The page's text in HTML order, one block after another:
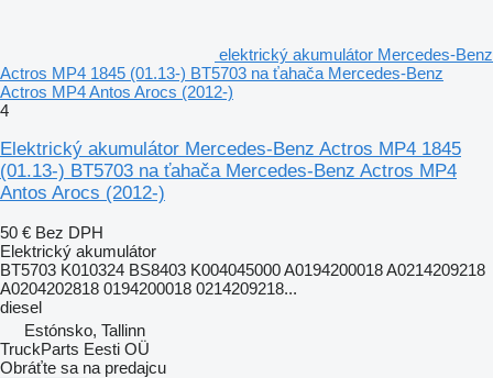
elektrický akumulátor Mercedes-Benz
Actros MP4 1845 (01.13-) BT5703 na ťahača Mercedes-Benz
Actros MP4 Antos Arocs (2012-)
4
Elektrický akumulátor Mercedes-Benz Actros MP4 1845
(01.13-) BT5703 na ťahača Mercedes-Benz Actros MP4
Antos Arocs (2012-)
50 € Bez DPH
Elektrický akumulátor
BT5703 K010324 BS8403 K004045000 A0194200018 A0214209218
A0204202818 0194200018 0214209218...
diesel
Estónsko, Tallinn
TruckParts Eesti OÜ
Obráťte sa na predajcu